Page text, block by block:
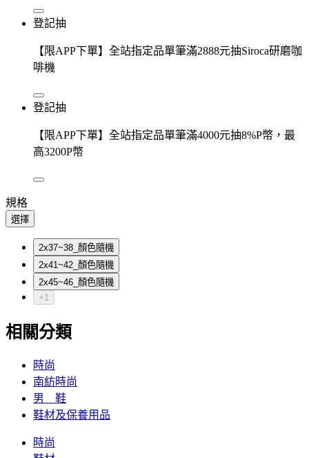
登記抽
【限APP下單】全站指定品單筆滿2888元抽Siroca研磨咖
啡機
登記抽
【限APP下單】全站指定品單筆滿4000元抽8%P幣，最
高3200P幣
規格
選擇
2x37~38_顏色隨機
2x41~42_顏色隨機
2x45~46_顏色隨機
+1
相關分類
時尚
南紡時尚
男 鞋
鞋材及保養用品
時尚